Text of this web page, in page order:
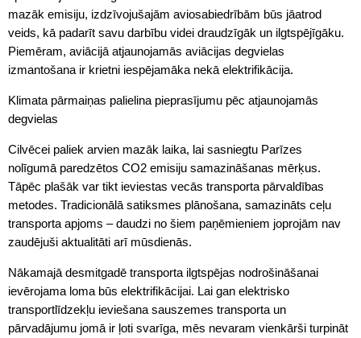
mazāk emisiju, izdzīvojušajām aviosabiedrībām būs jāatrod
veids, kā padarīt savu darbību videi draudzīgāk un ilgtspējīgāku.
Piemēram, aviācijā atjaunojamās aviācijas degvielas
izmantošana ir krietni iespējamāka nekā elektrifikācija.
Klimata pārmaiņas palielina pieprasījumu pēc atjaunojamās
degvielas
Cilvēcei paliek arvien mazāk laika, lai sasniegtu Parīzes
nolīgumā paredzētos CO2 emisiju samazināšanas mērķus.
Tāpēc plašāk var tikt ieviestas vecās transporta pārvaldības
metodes. Tradicionālā satiksmes plānošana, samazināts ceļu
transporta apjoms – daudzi no šiem paņēmieniem joprojām nav
zaudējuši aktualitāti arī mūsdienās.
Nākamajā desmitgadē transporta ilgtspējas nodrošināšanai
ievērojama loma būs elektrifikācijai. Lai gan elektrisko
transportlīdzekļu ieviešana sauszemes transporta un
pārvadājumu jomā ir ļoti svarīga, mēs nevaram vienkārši turpināt